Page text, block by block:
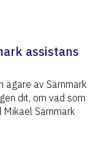
assistans
ägare av Särnmark
dit, om vad som
Särnmark